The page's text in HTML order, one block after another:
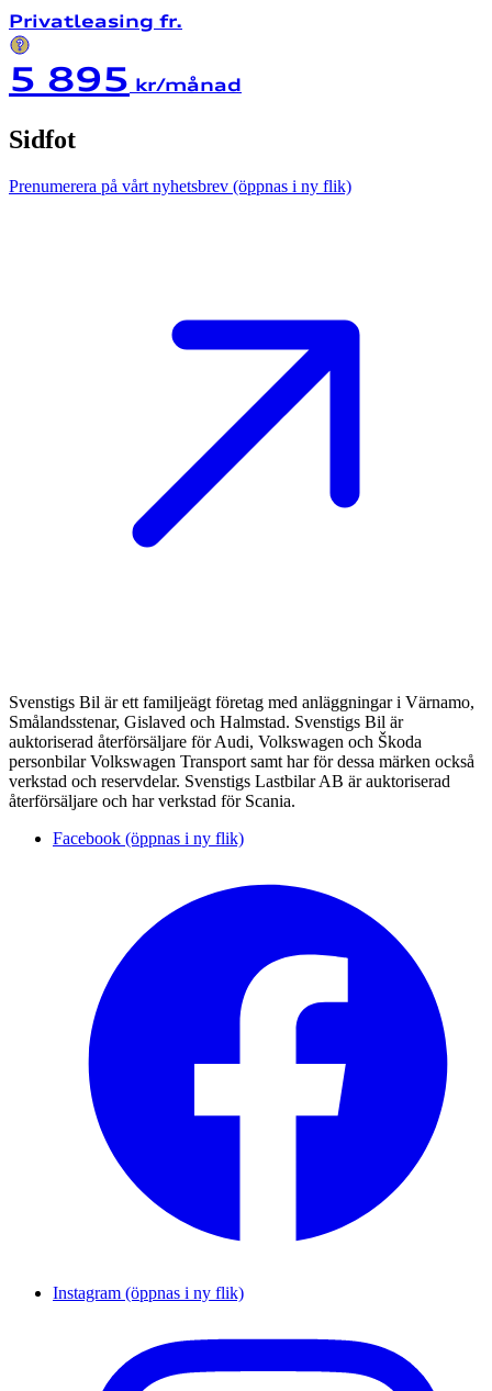
Privatleasing fr.
5 895 kr/månad
Sidfot
Prenumerera på vårt nyhetsbrev (öppnas i ny flik)
Svenstigs Bil är ett familjeägt företag med anläggningar i Värnamo,
Smålandsstenar, Gislaved och Halmstad. Svenstigs Bil är
auktoriserad återförsäljare för Audi, Volkswagen och Škoda
personbilar Volkswagen Transport samt har för dessa märken också
verkstad och reservdelar. Svenstigs Lastbilar AB är auktoriserad
återförsäljare och har verkstad för Scania.
Facebook (öppnas i ny flik)
Instagram (öppnas i ny flik)